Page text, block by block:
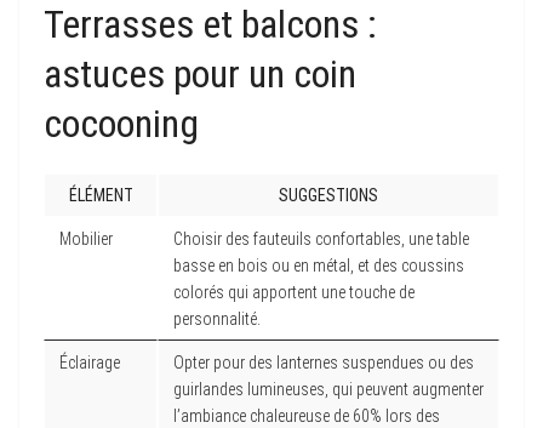
Terrasses et balcons :
astuces pour un coin
cocooning
ÉLÉMENT SUGGESTIONS
Mobilier
Choisir des fauteuils confortables, une table
basse en bois ou en métal, et des coussins
colorés qui apportent une touche de
personnalité.
Éclairage
Opter pour des lanternes suspendues ou des
guirlandes lumineuses, qui peuvent augmenter
l’ambiance chaleureuse de 60% lors des